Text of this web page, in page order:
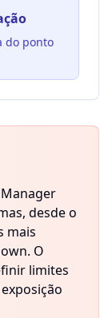
do ponto
desde o
mais
O
limites